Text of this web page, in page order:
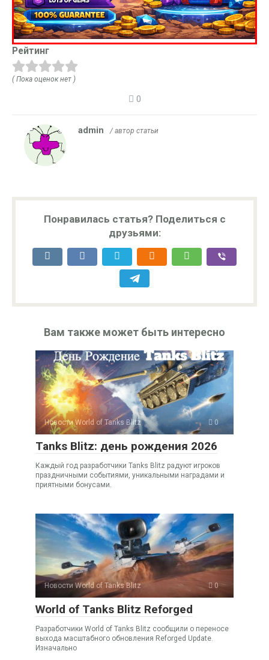
Рейтинг
( Пока оценок нет )
0
admin / автор статьи
Понравилась статья? Поделиться с
друзьями:
Вам также может быть интересно
Новости World of Tanks Blitz 0
Tanks Blitz: день рождения 2026
Каждый год разработчики Tanks Blitz радуют игроков
праздничными событиями, уникальными наградами и
приятными бонусами.
Новости World of Tanks Blitz 0
World of Tanks Blitz Reforged
Разработчики World of Tanks Blitz сообщили о переносе
выхода масштабного обновления Reforged Update.
Изначально